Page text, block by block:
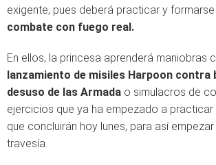
exigente, pues deberá practicar y formarse
combate con fuego real.
En ellos, la princesa aprenderá maniobras
lanzamiento de misiles Harpoon contra
desuso de las Armada o simulacros de
ejercicios que ya ha empezado a
que concluirán hoy lunes, para así
travesía.